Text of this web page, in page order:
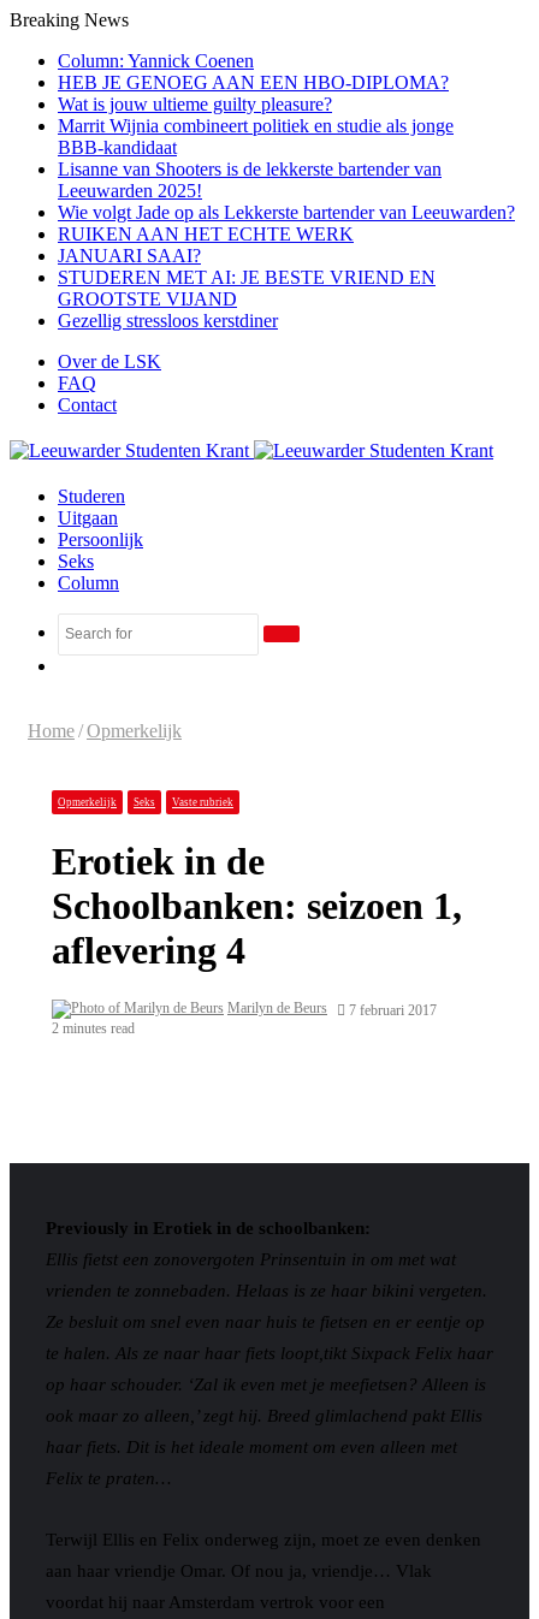
Breaking News
Column: Yannick Coenen
HEB JE GENOEG AAN EEN HBO-DIPLOMA?
Wat is jouw ultieme guilty pleasure?
Marrit Wijnia combineert politiek en studie als jonge
BBB‑kandidaat
Lisanne van Shooters is de lekkerste bartender van
Leeuwarden 2025!
Wie volgt Jade op als Lekkerste bartender van Leeuwarden?
RUIKEN AAN HET ECHTE WERK
JANUARI SAAI?
STUDEREN MET AI: JE BESTE VRIEND EN
GROOTSTE VIJAND
Gezellig stressloos kerstdiner
Over de LSK
FAQ
Contact
Studeren
Uitgaan
Persoonlijk
Seks
Column
Search
Home/Opmerkelijk
Opmerkelijk Seks Vaste rubriek
Erotiek in de
Schoolbanken: seizoen 1,
aflevering 4
Marilyn de Beurs
7 februari 2017
2 minutes read
Previously in Erotiek in de schoolbanken:
Ellis fietst een zonovergoten Prinsentuin in om met wat
vrienden te zonnebaden. Helaas is ze haar bikini vergeten.
Ze besluit om snel even naar huis te fietsen en er eentje op
te halen. Als ze naar haar fiets loopt,tikt Sixpack Felix haar
op haar schouder. ‘Zal ik even met je meefietsen? Alleen is
ook maar zo alleen,’ zegt hij. Breed glimlachend pakt Ellis
haar fiets. Dit is het ideale moment om even alleen met
Felix te praten…
Terwijl Ellis en Felix onderweg zijn, moet ze even denken
aan haar vriendje Omar. Of nou ja, vriendje… Vlak
voordat hij naar Amsterdam vertrok voor een